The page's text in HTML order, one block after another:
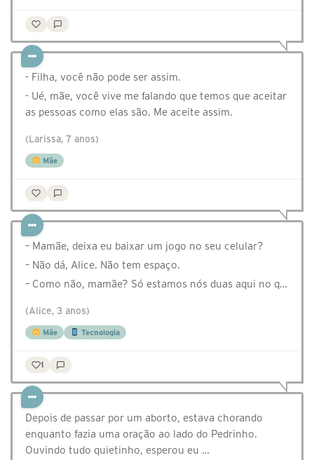
- Filha, você não pode ser assim.
- Ué, mãe, você vive me falando que temos que aceitar
as pessoas como elas são. Me aceite assim.
(Larissa, 7 anos)
Mãe
– Mamãe, deixa eu baixar um jogo no seu celular?
– Não dá, Alice. Não tem espaço.
– Como não, mamãe? Só estamos nós duas aqui no q…
(Alice, 3 anos)
Mãe Tecnologia
1
Depois de passar por um aborto, estava chorando
enquanto fazia uma oração ao lado do Pedrinho.
Ouvindo tudo quietinho, esperou eu …